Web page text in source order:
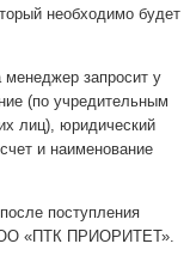
необходимо будет
запросит у
(по учредительным
лиц), юридический
и наименование
поступления
«ПТК ПРИОРИТЕТ».